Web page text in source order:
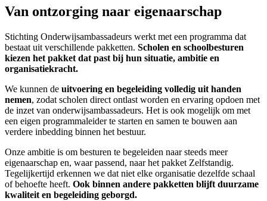
Van ontzorging naar eigenaarschap
Stichting Onderwijsambassadeurs werkt met een programma dat
bestaat uit verschillende pakketten. Scholen en schoolbesturen
kiezen het pakket dat past bij hun situatie, ambitie en
organisatiekracht.
We kunnen de uitvoering en begeleiding volledig uit handen
nemen, zodat scholen direct ontlast worden en ervaring opdoen met
de inzet van onderwijsambassadeurs. Het is ook mogelijk om met
een eigen programmaleider te starten en samen te bouwen aan
verdere inbedding binnen het bestuur.
Onze ambitie is om besturen te begeleiden naar steeds meer
eigenaarschap en, waar passend, naar het pakket Zelfstandig.
Tegelijkertijd erkennen we dat niet elke organisatie dezelfde schaal
of behoefte heeft. Ook binnen andere pakketten blijft duurzame
kwaliteit en begeleiding geborgd.